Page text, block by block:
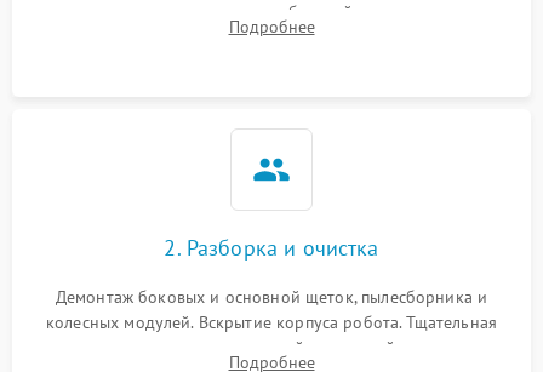
аккумулятора и тестирование базовой станции зарядки.
Оценка работы лидара, бампера и датчиков падения для
Подробнее
2. Разборка и очистка
Демонтаж боковых и основной щеток, пылесборника и
колесных модулей. Вскрытие корпуса робота. Тщательная
очистка внутренних полостей, шестерней и плат от
Подробнее